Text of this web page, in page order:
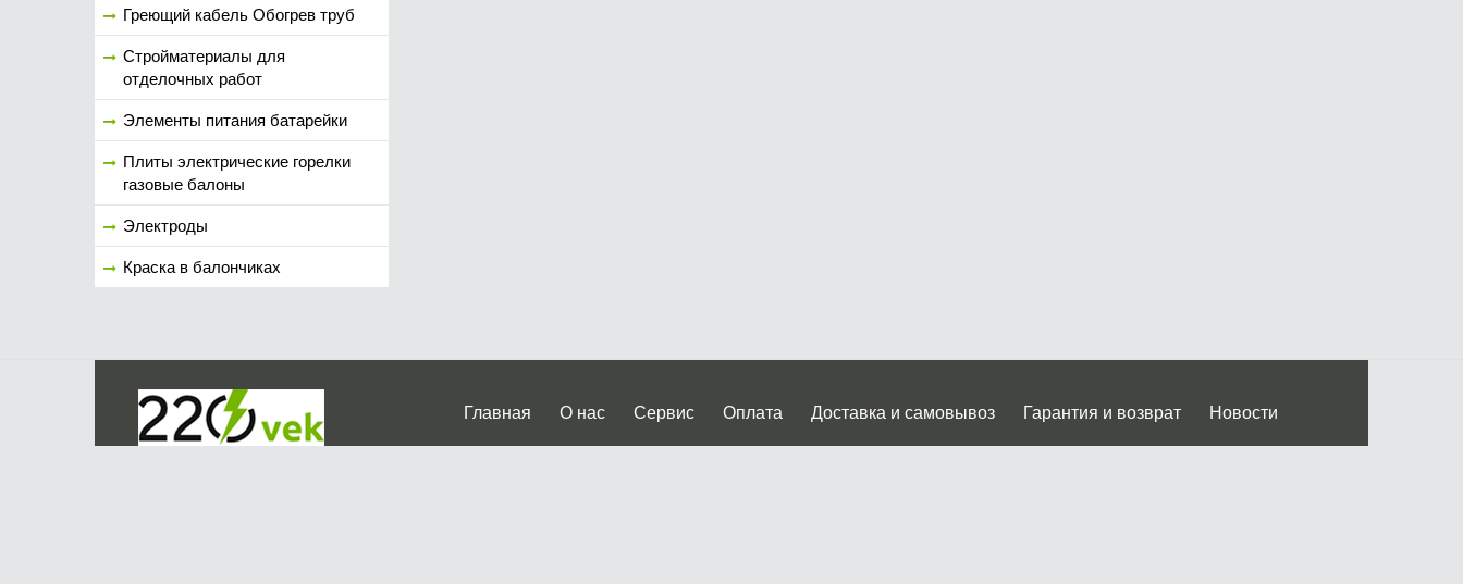
Греющий кабель Обогрев труб
Стройматериалы для
отделочных работ
Элементы питания батарейки
Плиты электрические горелки
газовые балоны
Электроды
Краска в балончиках
Главная О нас Сервис Оплата Доставка и самовывоз Гарантия и возврат Новости